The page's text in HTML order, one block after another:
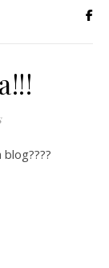
blog????